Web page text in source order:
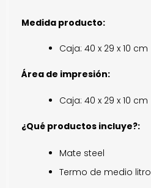
Medida producto:
Caja: 40 x 29 x 10 cm
Área de impresión:
Caja: 40 x 29 x 10 cm
¿Qué productos incluye?:
Mate steel
Termo de medio litro